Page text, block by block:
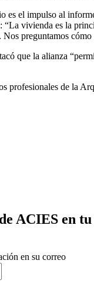
es el impulso al
vivienda es la
preguntamos
que la alianza
profesionales de la
ACIES en
en su correo